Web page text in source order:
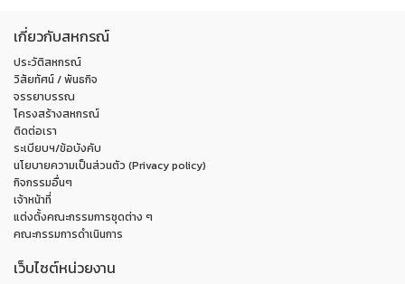
เกี่ยวกับสหกรณ์
ประวัติสหกรณ์
วิสัยทัศน์ / พันธกิจ
จรรยาบรรณ
โครงสร้างสหกรณ์
ติดต่อเรา
ระเบียบฯ/ข้อบังคับ
นโยบายความเป็นส่วนตัว (Privacy policy)
กิจกรรมอื่นๆ
เจ้าหน้าที่
แต่งตั้งคณะกรรมการชุดต่าง ๆ
คณะกรรมการดำเนินการ
เว็บไซต์หน่วยงาน